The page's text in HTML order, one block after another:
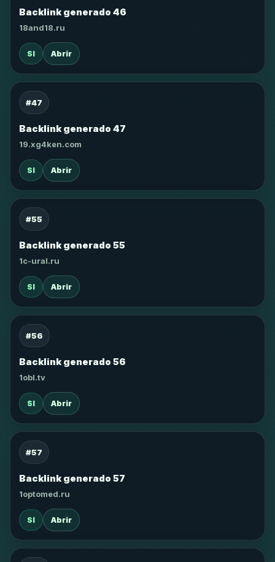
Backlink generado 46
18and18.ru
SI Abrir
#47
Backlink generado 47
19.xg4ken.com
SI Abrir
#55
Backlink generado 55
1c-ural.ru
SI Abrir
#56
Backlink generado 56
1obl.tv
SI Abrir
#57
Backlink generado 57
1optomed.ru
SI Abrir